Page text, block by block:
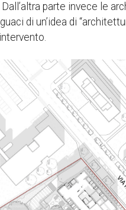
parte invece le
di un’idea di